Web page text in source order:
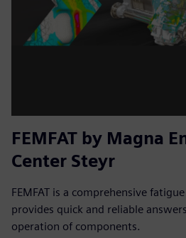
FEMFAT by Magna
Center Steyr
FEMFAT is a comprehensive
provides quick and reliable
operation of components.